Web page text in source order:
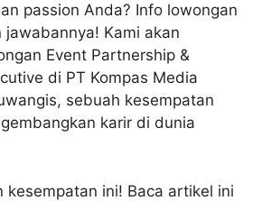
passion Anda? Info lowongan
jawabannya! Kami akan
Event Partnership &
di PT Kompas Media
sebuah kesempatan
karir di dunia
kesempatan ini! Baca artikel ini